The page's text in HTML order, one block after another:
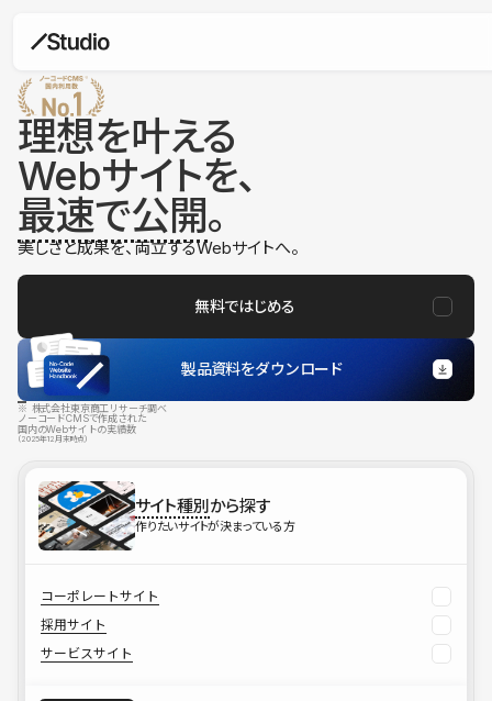
理想を叶える
Webサイトを、
最速で公開。
美しさと成果を、両立するWebサイトへ。
無料ではじめる
製品資料をダウンロード
※ 株式会社東京商工リサーチ調べ
ノーコードCMSで作成された
国内のWebサイトの実績数
（2025年12月末時点）
サイト種別から探す
作りたいサイトが決まっている方
コーポレートサイト
採用サイト
サービスサイト